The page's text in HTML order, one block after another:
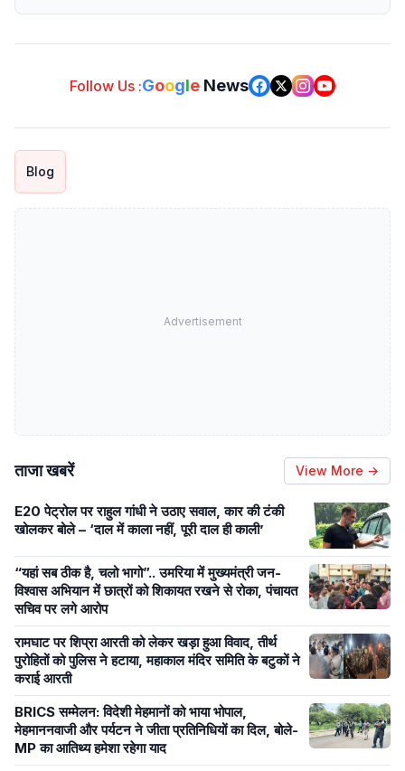
Follow Us :Google News
Blog
Advertisement
ताजा खबरें View More →
E20 पेट्रोल पर राहुल गांधी ने उठाए सवाल, कार की टंकी
खोलकर बोले – ‘दाल में काला नहीं, पूरी दाल ही काली’
“यहां सब ठीक है, चलो भागो”.. उमरिया में मुख्यमंत्री जन-
विश्वास अभियान में छात्रों को शिकायत रखने से रोका, पंचायत
सचिव पर लगे आरोप
रामघाट पर शिप्रा आरती को लेकर खड़ा हुआ विवाद, तीर्थ
पुरोहितों को पुलिस ने हटाया, महाकाल मंदिर समिति के बटुकों ने
कराई आरती
BRICS सम्मेलन: विदेशी मेहमानों को भाया भोपाल,
मेहमाननवाजी और पर्यटन ने जीता प्रतिनिधियों का दिल, बोले-
MP का आतिथ्य हमेशा रहेगा याद